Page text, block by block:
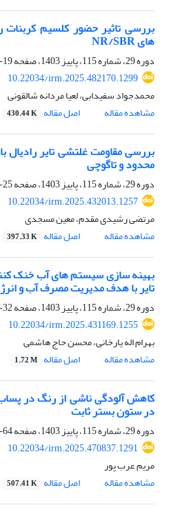
بررسی تاثیر حضور کلسیم
های NR/SBR
دوره 29، شماره 115، پاییز 1403، صفحه
19-24
10.22034/irm.2025.482170.1299
محمدجواد سفیدابی، لعیا مردانه شالقونی
مشاهده مقاله
اصل مقاله 430.44 K
بررسی مقاومت غلتشی تایر رادیال
محدود و تاگوچی
دوره 29، شماره 115، پاییز 1403، صفحه
25-31
10.22034/irm.2025.432013.1257
مرتضی رشیدی مقدم، معین مسجدی
مشاهده مقاله
اصل مقاله 397.33 K
بهینه سازی سیستم های آب خنک
تایر با هدف مدیریت مصرف آب و
دوره 29، شماره 115، پاییز 1403، صفحه
32-43
10.22034/irm.2025.431169.1255
بهرام اله یارخانی، محسن حاج هاشمی
مشاهده مقاله
اصل مقاله 1.72 M
کاهش آلودگی ناشی از رنگ در
در ستون بستر ثابت
دوره 29، شماره 115، پاییز 1403، صفحه
64-69
10.22034/irm.2025.470837.1291
مریم عرب پور
مشاهده مقاله
اصل مقاله 507.41 K